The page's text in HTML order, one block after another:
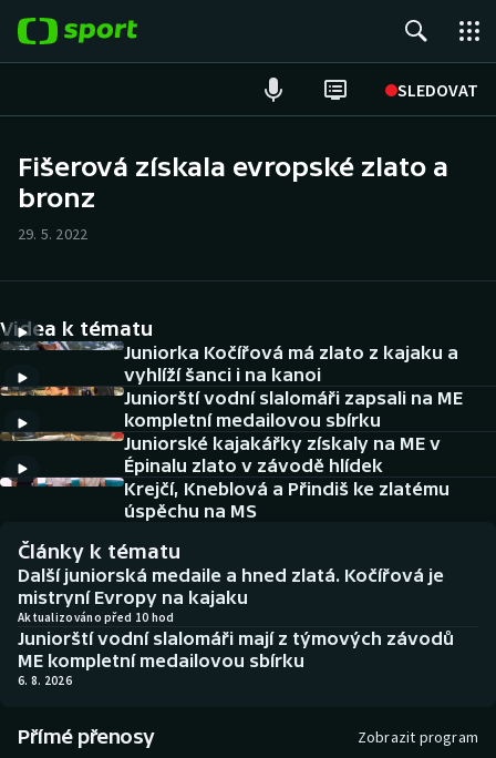
SLEDOVAT
Hokej
Cyklistika
DALŠÍ SPORTY
Americký fotbal
Baseball a softbal
Basketbal
Biatlon
Boby a skeleton
Box
NEPŘEHLÉDNĚTE
Historické návraty
Aplikace ČT sport
AZ kvíz
Fišerová získala evropské zlato a
bronz
29. 5. 2022
Videa k tématu
Juniorka Kočířová má zlato z kajaku a
vyhlíží šanci i na kanoi
Juniorští vodní slalomáři zapsali na ME
kompletní medailovou sbírku
Juniorské kajakářky získaly na ME v
Épinalu zlato v závodě hlídek
Krejčí, Kneblová a Přindiš ke zlatému
úspěchu na MS
Články k tématu
Další juniorská medaile a hned zlatá. Kočířová je
mistryní Evropy na kajaku
Aktualizováno před 10 hod
Juniorští vodní slalomáři mají z týmových závodů
ME kompletní medailovou sbírku
6. 8. 2026
Přímé přenosy Zobrazit program